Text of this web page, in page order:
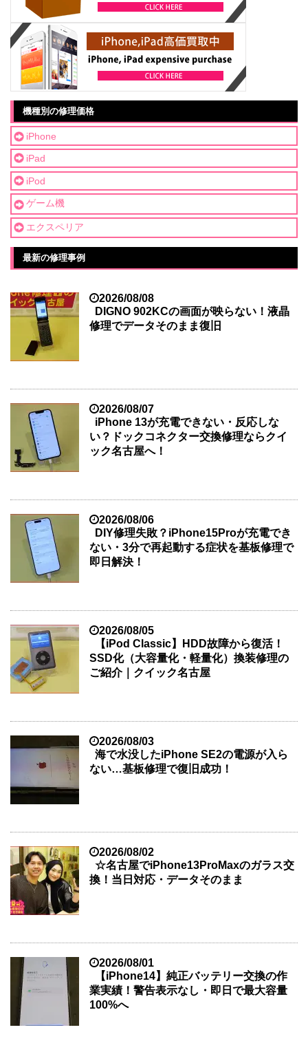
機種別の修理価格
iPhone
iPad
iPod
ゲーム機
エクスペリア
最新の修理事例
2026/08/08
DIGNO 902KCの画面が映らない！液晶
修理でデータそのまま復旧
2026/08/07
iPhone 13が充電できない・反応しな
い？ドックコネクター交換修理ならクイ
ック名古屋へ！
2026/08/06
DIY修理失敗？iPhone15Proが充電でき
ない・3分で再起動する症状を基板修理で
即日解決！
2026/08/05
【iPod Classic】HDD故障から復活！
SSD化（大容量化・軽量化）換装修理の
ご紹介｜クイック名古屋
2026/08/03
海で水没したiPhone SE2の電源が入ら
ない…基板修理で復旧成功！
2026/08/02
☆名古屋でiPhone13ProMaxのガラス交
換！当日対応・データそのまま
2026/08/01
【iPhone14】純正バッテリー交換の作
業実績！警告表示なし・即日で最大容量
100%へ